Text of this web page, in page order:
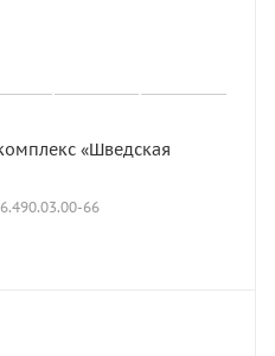
«Шведская
66